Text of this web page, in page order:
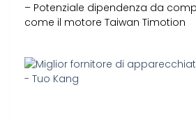
– Potenziale dipendenza da
come il motore Taiwan Timotion